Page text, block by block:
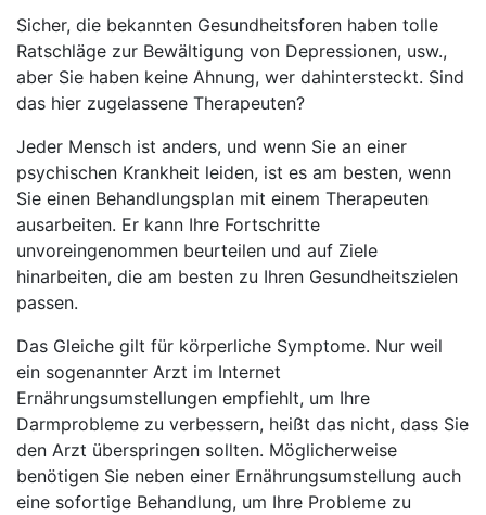
Sicher, die bekannten Gesundheitsforen haben tolle
Ratschläge zur Bewältigung von Depressionen, usw.,
aber Sie haben keine Ahnung, wer dahintersteckt. Sind
das hier zugelassene Therapeuten?
Jeder Mensch ist anders, und wenn Sie an einer
psychischen Krankheit leiden, ist es am besten, wenn
Sie einen Behandlungsplan mit einem Therapeuten
ausarbeiten. Er kann Ihre Fortschritte
unvoreingenommen beurteilen und auf Ziele
hinarbeiten, die am besten zu Ihren Gesundheitszielen
passen.
Das Gleiche gilt für körperliche Symptome. Nur weil
ein sogenannter Arzt im Internet
Ernährungsumstellungen empfiehlt, um Ihre
Darmprobleme zu verbessern, heißt das nicht, dass Sie
den Arzt überspringen sollten. Möglicherweise
benötigen Sie neben einer Ernährungsumstellung auch
eine sofortige Behandlung, um Ihre Probleme zu